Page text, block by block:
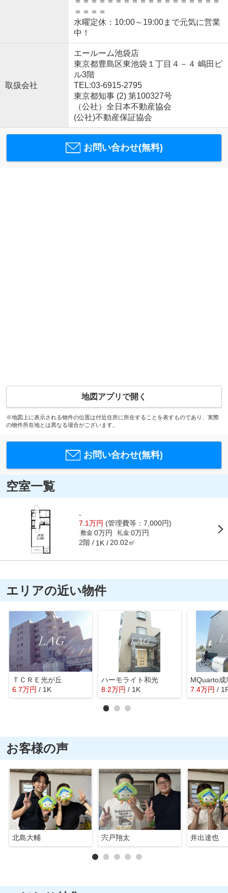
＝＝＝＝
水曜定休：10:00～19:00まで元気に営業
中！
取扱会社
エールーム池袋店
東京都豊島区東池袋１丁目４－４ 嶋田ビ
ル3階
TEL:03-6915-2795
東京都知事 (2) 第100327号
（公社）全日本不動産協会
(公社)不動産保証協会
お問い合わせ(無料)
地図アプリで開く
※地図上に表示される物件の位置は付近住所に所在することを表すものであり、実際
の物件所在地とは異なる場合がございます。
お問い合わせ(無料)
空室一覧
-
7.1万円 (管理費等：7,000円)
敷金 0万円 礼金 0万円
2階 1K 20.02㎡
エリアの近い物件
ＴＣＲＥ光が丘
6.7万円 / 1K
ハーモライト和光
8.2万円 / 1K
MQuarto成
7.4万円 /
お客様の声
北島大輔 宍戸翔太 井出達也